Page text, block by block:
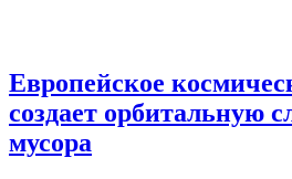
Европейское
создает орбитальную
мусора